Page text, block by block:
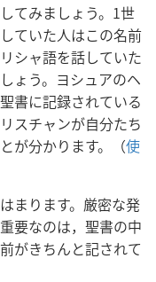
てみましょう。1世
ていた人はこの名前
シャ語を話していた
ょう。ヨシュアのヘ
書に記録されている
スチャンが自分たち
が分かります。（使
まります。厳密な発
要なのは，聖書の中
がきちんと記されて